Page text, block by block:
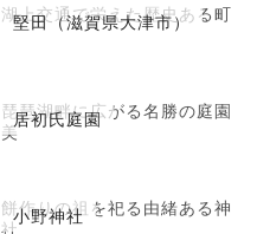
堅田（滋賀県大津市）
湖上交通で栄えた歴史ある町
居初氏庭園
琵琶湖畔に広がる名勝の庭園
美
小野神社
餅作りの祖を祀る由緒ある神
社